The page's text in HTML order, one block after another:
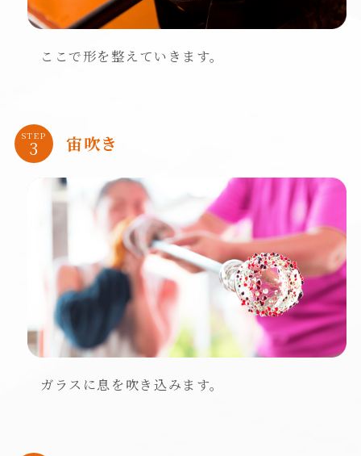
ここで形を整えていきます。
STEP 宙吹き
ガラスに息を吹き込みます。